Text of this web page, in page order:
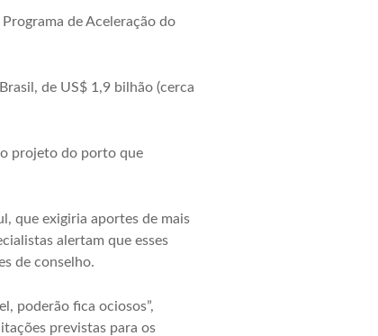
de Aceleração do
de US$ 1,9 bilhão (cerca
o projeto do porto que
que exigiria aportes de mais
alertam que esses
de conselho.
poderão fica ociosos”,
previstas para os